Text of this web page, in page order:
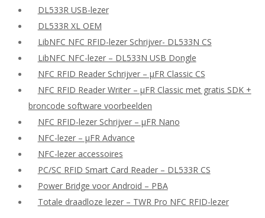
DL533R USB-lezer
DL533R XL OEM
LibNFC NFC RFID-lezer Schrijver- DL533N CS
LibNFC NFC-lezer – DL533N USB Dongle
NFC RFID Reader Schrijver – μFR Classic CS
NFC RFID Reader Writer – μFR Classic met gratis SDK +
broncode software voorbeelden
NFC RFID-lezer Schrijver – μFR Nano
NFC-lezer – μFR Advance
NFC-lezer accessoires
PC/SC RFID Smart Card Reader – DL533R CS
Power Bridge voor Android – PBA
Totale draadloze lezer – TWR Pro NFC RFID-lezer